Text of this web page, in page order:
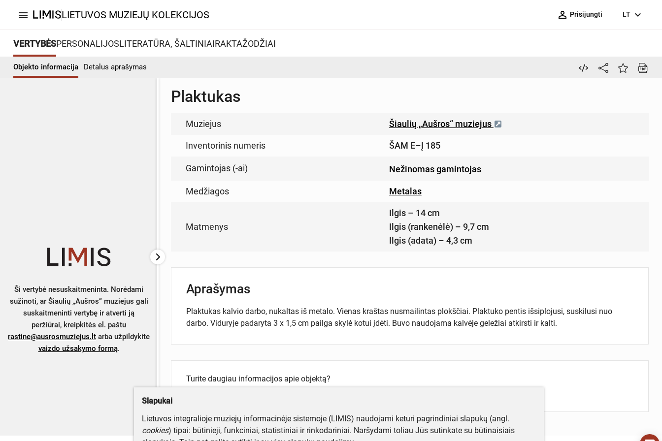
menu LIETUVOS MUZIEJŲ KOLEKCIJOS person_outline Prisijungti LT expand_more
VERTYBĖSPERSONALIJOSLITERATŪRA, ŠALTINIAIRAKTAŽODŽIAI
Objekto informacija Detalus aprašymas
Ši vertybė nesuskaitmeninta. Norėdami
sužinoti, ar Šiaulių „Aušros“ muziejus gali
suskaitmeninti vertybę ir atverti ją
peržiūrai, kreipkitės el. paštu
rastine@ausrosmuziejus.lt arba užpildykite
vaizdo užsakymo formą.
Plaktukas
Muziejus Šiaulių „Aušros“ muziejus
Inventorinis numeris ŠAM E–Į 185
Gamintojas (-ai) Nežinomas gamintojas
Medžiagos Metalas
Matmenys
Ilgis – 14 cm
Ilgis (rankenėlė) – 9,7 cm
Ilgis (adata) – 4,3 cm
Aprašymas
Plaktukas kalvio darbo, nukaltas iš metalo. Vienas kraštas nusmailintas plokščiai. Plaktuko pentis išsiplojusi, suskilusi nuo
darbo. Viduryje padaryta 3 x 1,5 cm pailga skylė kotui įdėti. Buvo naudojama kalvėje geležiai atkirsti ir kalti.
Turite daugiau informacijos apie objektą?
Slapukai
Lietuvos integralioje muziejų informacinėje sistemoje (LIMIS) naudojami keturi pagrindiniai slapukų (angl.
cookies) tipai: būtinieji, funkciniai, statistiniai ir rinkodariniai. Naršydami toliau Jūs sutinkate su būtinaisiais